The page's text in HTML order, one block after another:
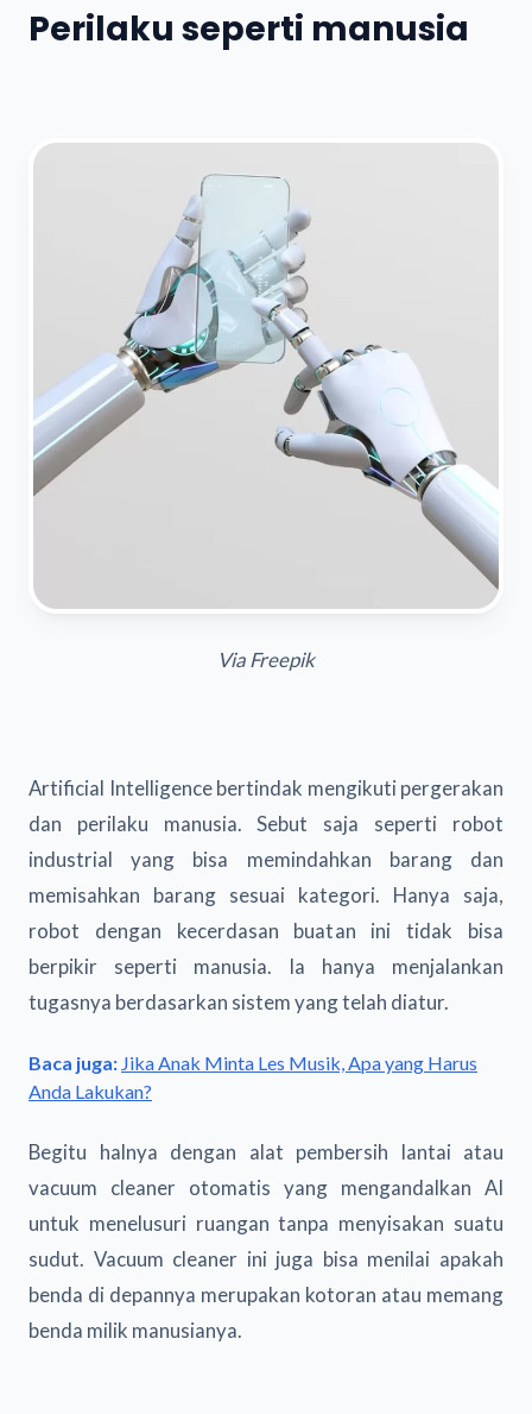
Perilaku seperti manusia
Via Freepik
Artificial Intelligence bertindak mengikuti pergerakan
dan perilaku manusia. Sebut saja seperti robot
industrial yang bisa memindahkan barang dan
memisahkan barang sesuai kategori. Hanya saja,
robot dengan kecerdasan buatan ini tidak bisa
berpikir seperti manusia. Ia hanya menjalankan
tugasnya berdasarkan sistem yang telah diatur.
Baca juga: Jika Anak Minta Les Musik, Apa yang Harus
Anda Lakukan?
Begitu halnya dengan alat pembersih lantai atau
vacuum cleaner otomatis yang mengandalkan AI
untuk menelusuri ruangan tanpa menyisakan suatu
sudut. Vacuum cleaner ini juga bisa menilai apakah
benda di depannya merupakan kotoran atau memang
benda milik manusianya.